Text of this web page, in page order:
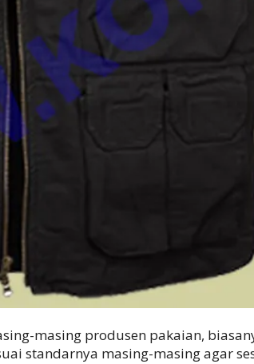
masing produsen pakaian,
standarnya masing-masing agar